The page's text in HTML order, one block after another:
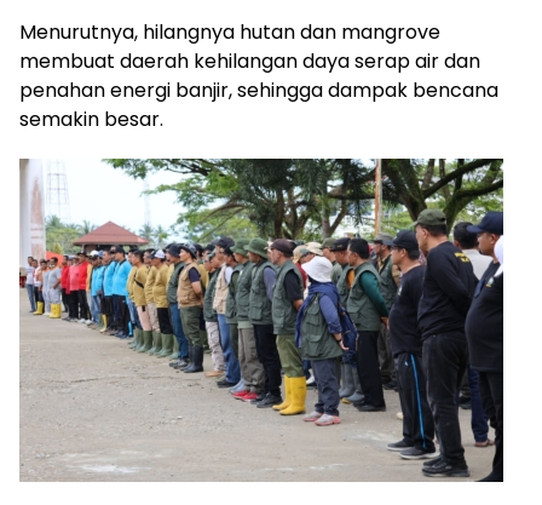
Menurutnya, hilangnya hutan dan mangrove
membuat daerah kehilangan daya serap air dan
penahan energi banjir, sehingga dampak bencana
semakin besar.